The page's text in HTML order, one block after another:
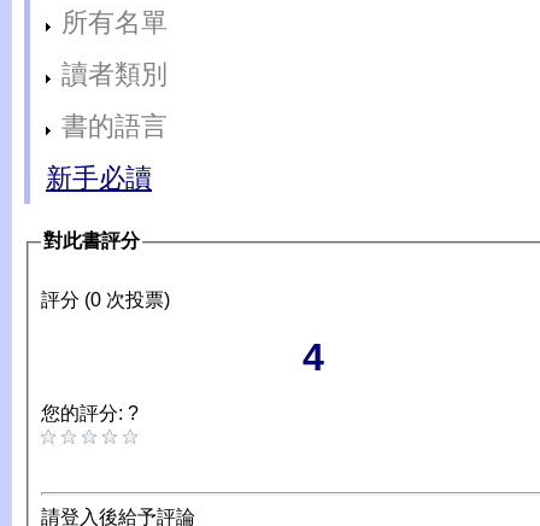
所有名單
讀者類別
書的語言
新手必讀
對此書評分
評分 (0 次投票)
4
您的評分: ?
請登入後給予評論